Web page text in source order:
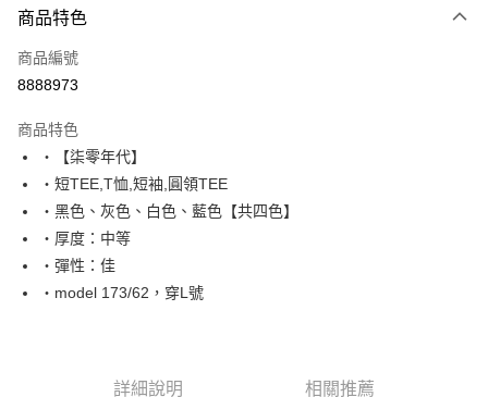
信用卡一次付款
超商取貨付款
Apple Pay
街口支付
悠遊付
Google Pay
AFTEE先享後付是「在收到商品之後才付款」的支付方式。 讓您購物簡單
商品特色
商品編號
8888973
商品特色
‧【柒零年代】
‧短TEE,T恤,短袖,圓領TEE
‧黑色、灰色、白色、藍色【共四色】
‧厚度：中等
‧彈性：佳
‧model 173/62，穿L號
詳細說明 相關推薦